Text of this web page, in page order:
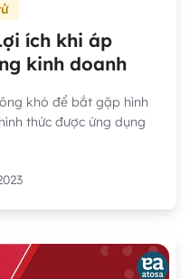
ích khi áp
kinh doanh
khó để bắt gặp hình
thức được ứng dụng